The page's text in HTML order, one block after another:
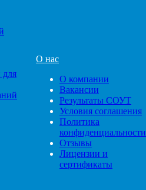
для
О нас
О компании
Вакансии
Результаты СОУТ
Условия соглашения
Политика
конфиденциальности
Отзывы
Лицензии и
сертификаты